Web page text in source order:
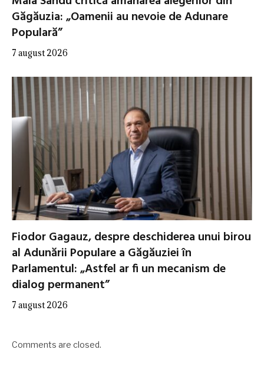
Găgăuzia: „Oamenii au nevoie de Adunare
Populară”
7 august 2026
Fiodor Gagauz, despre deschiderea unui birou
al Adunării Populare a Găgăuziei în
Parlamentul: „Astfel ar fi un mecanism de
dialog permanent”
7 august 2026
Comments are closed.